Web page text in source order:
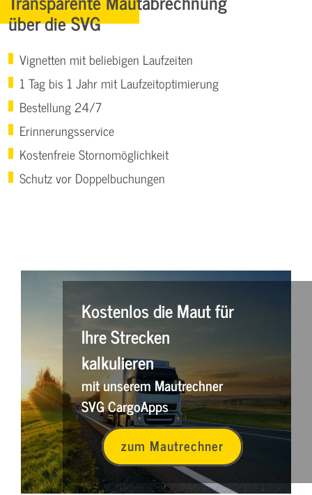
über die SVG
Vignetten mit beliebigen Laufzeiten
1 Tag bis 1 Jahr mit Laufzeitoptimierung
Bestellung 24/7
Erinnerungsservice
Kostenfreie Stornomöglichkeit
Schutz vor Doppelbuchungen
Kostenlos die Maut für
Ihre Strecken
kalkulieren
mit unserem Mautrechner
SVG CargoApps
zum Mautrechner